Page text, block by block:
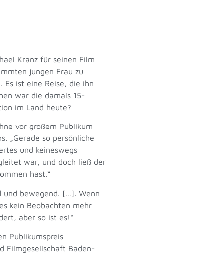
Kranz für seinen Film
jungen Frau zu
ist eine Reise, die ihn
war die damals 15-
im Land heute?
vor großem Publikum
„Gerade so persönliche
und keineswegs
war, und doch ließ der
hast.“
und bewegend. […]. Wenn
kein Beobachten mehr
aber so ist es!“
Publikumspreis
Filmgesellschaft Baden-